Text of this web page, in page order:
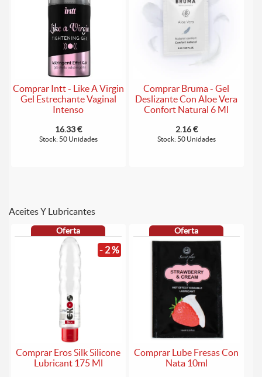
Comprar Intt - Like A Virgin
Gel Estrechante Vaginal
Intenso
16.33 €
Stock: 50 Unidades
Comprar Bruma - Gel
Deslizante Con Aloe Vera
Confort Natural 6 Ml
2.16 €
Stock: 50 Unidades
Aceites Y Lubricantes
Oferta
- 2 %
Comprar Eros Silk Silicone
Lubricant 175 Ml
Oferta
Comprar Lube Fresas Con
Nata 10ml